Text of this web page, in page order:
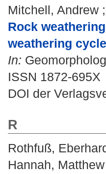
Mitchell, Andrew
Rock
weathering
In:
ISSN 1872-695X
DOI der
R
Rothfuß,
Hannah,